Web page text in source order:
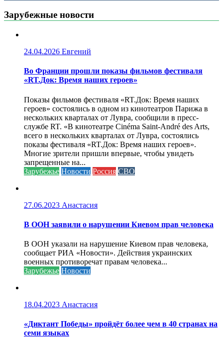
Зарубежные новости
24.04.2026 Евгений
Во Франции прошли показы фильмов фестиваля
«RT.Док: Время наших героев»
Показы фильмов фестиваля «RT.Док: Время наших
героев» состоялись в одном из кинотеатров Парижа в
нескольких кварталах от Лувра, сообщили в пресс-
службе RT. «В кинотеатре Cinéma Saint-André des Arts,
всего в нескольких кварталах от Лувра, состоялись
показы фестиваля «RT.Док: Время наших героев».
Многие зрители пришли впервые, чтобы увидеть
запрещенные на...
Зарубежье Новости Россия СВО
27.06.2023 Анастасия
В ООН заявили о нарушении Киевом прав человека
В ООН указали на нарушение Киевом прав человека,
сообщает РИА «Новости». Действия украинских
военных противоречат правам человека...
Зарубежье Новости
18.04.2023 Анастасия
«Диктант Победы» пройдёт более чем в 40 странах на
семи языках